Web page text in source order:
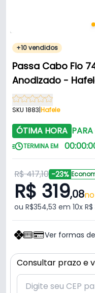
+10 vendidos
Passa Cabo Fio
Anodizado -
SKU 1883|Hafele
ÓTIMA HORA
TERMINA EM 00:00:
R$ 417,10 -23%
R$ 319,08
ou R$354,53 em 10x
Ver formas
Consultar prazo e